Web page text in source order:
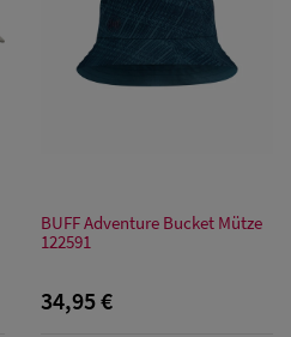
BUFF Adventure Bucket Mütze
122591
34,95 €